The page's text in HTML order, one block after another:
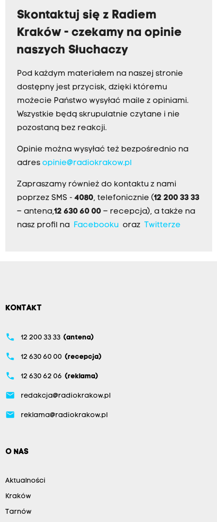
Skontaktuj się z Radiem
Kraków - czekamy na opinie
naszych Słuchaczy
Pod każdym materiałem na naszej stronie
dostępny jest przycisk, dzięki któremu
możecie Państwo wysyłać maile z opiniami.
Wszystkie będą skrupulatnie czytane i nie
pozostaną bez reakcji.
Opinie można wysyłać też bezpośrednio na
adres opinie@radiokrakow.pl
Zapraszamy również do kontaktu z nami
poprzez SMS - 4080, telefonicznie (12 200 33 33
– antena,12 630 60 00 – recepcja), a także na
nasz profil na
Facebookuoraz Twitterze
KONTAKT
phone 12 200 33 33 (antena)
phone 12 630 60 00 (recepcja)
phone 12 630 62 06 (reklama)
email redakcja@radiokrakow.pl
email reklama@radiokrakow.pl
O NAS
Aktualności
Kraków
Tarnów